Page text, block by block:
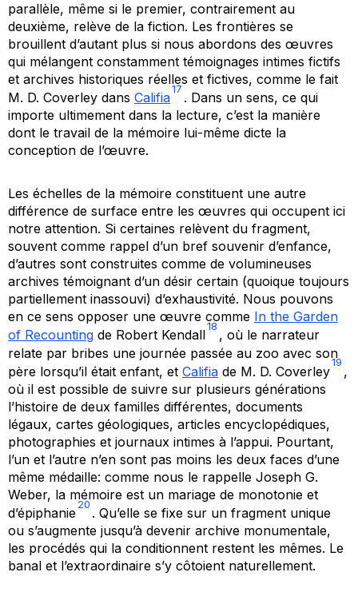
parallèle, même si le premier, contrairement au
deuxième, relève de la fiction. Les frontières se
brouillent d’autant plus si nous abordons des œuvres
qui mélangent constamment témoignages intimes fictifs
et archives historiques réelles et fictives, comme le fait
M. D. Coverley dans Califia
17
. Dans un sens, ce qui
importe ultimement dans la lecture, c’est la manière
dont le travail de la mémoire lui-même dicte la
conception de l’œuvre.
Les échelles de la mémoire constituent une autre
différence de surface entre les œuvres qui occupent ici
notre attention. Si certaines relèvent du fragment,
souvent comme rappel d’un bref souvenir d’enfance,
d’autres sont construites comme de volumineuses
archives témoignant d’un désir certain (quoique toujours
partiellement inassouvi) d’exhaustivité. Nous pouvons
en ce sens opposer une œuvre comme In the Garden
of Recounting de Robert Kendall
18
, où le narrateur
relate par bribes une journée passée au zoo avec son
père lorsqu’il était enfant, et Califia de M. D. Coverley
19
,
où il est possible de suivre sur plusieurs générations
l’histoire de deux familles différentes, documents
légaux, cartes géologiques, articles encyclopédiques,
photographies et journaux intimes à l’appui. Pourtant,
l’un et l’autre n’en sont pas moins les deux faces d’une
même médaille: comme nous le rappelle Joseph G.
Weber, la mémoire est un mariage de monotonie et
d’épiphanie
20
. Qu’elle se fixe sur un fragment unique
ou s’augmente jusqu’à devenir archive monumentale,
les procédés qui la conditionnent restent les mêmes. Le
banal et l’extraordinaire s’y côtoient naturellement.